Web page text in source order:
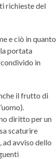
richieste del
e ciò in quanto
la portata
in
il frutto di
diritto per un
scaturire
ad avviso dello